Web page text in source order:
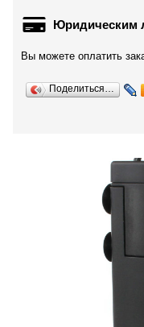
Юридическим
Вы можете оплатить
Поделиться…